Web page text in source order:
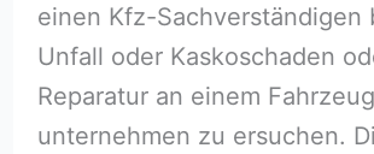
einen Kfz-Sachverständigen
Unfall oder Kaskoschaden
Reparatur an einem
unternehmen zu ersuchen.